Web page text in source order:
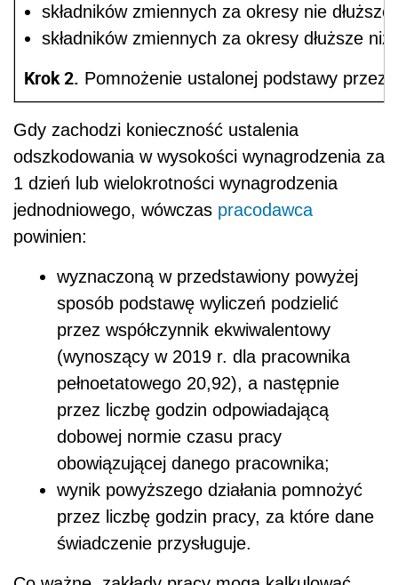
składników zmiennych za okresy nie
składników zmiennych za okresy dłuższe
Krok 2. Pomnożenie ustalonej podstawy
Gdy zachodzi konieczność ustalenia
odszkodowania w wysokości wynagrodzenia za
1 dzień lub wielokrotności wynagrodzenia
jednodniowego, wówczas pracodawca
powinien:
wyznaczoną w przedstawiony powyżej
sposób podstawę wyliczeń podzielić
przez współczynnik ekwiwalentowy
(wynoszący w 2019 r. dla pracownika
pełnoetatowego 20,92), a następnie
przez liczbę godzin odpowiadającą
dobowej normie czasu pracy
obowiązującej danego pracownika;
wynik powyższego działania pomnożyć
przez liczbę godzin pracy, za które dane
świadczenie przysługuje.